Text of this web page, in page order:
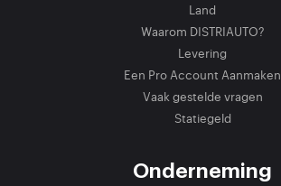
Land
Waarom DISTRIAUTO?
Levering
Een Pro Account Aanmaken
Vaak gestelde vragen
Statiegeld
Onderneming